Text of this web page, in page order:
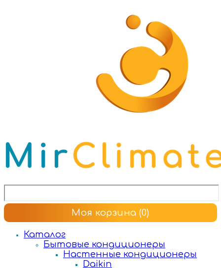
Моя корзина (0)
Каталог
Бытовые кондиционеры
Настенные кондиционеры
Daikin